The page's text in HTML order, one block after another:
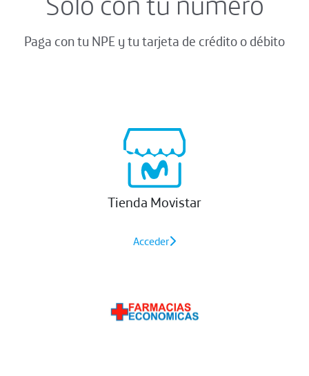
Paga con tu NPE y tu tarjeta de crédito o débito
Tienda Movistar
Acceder